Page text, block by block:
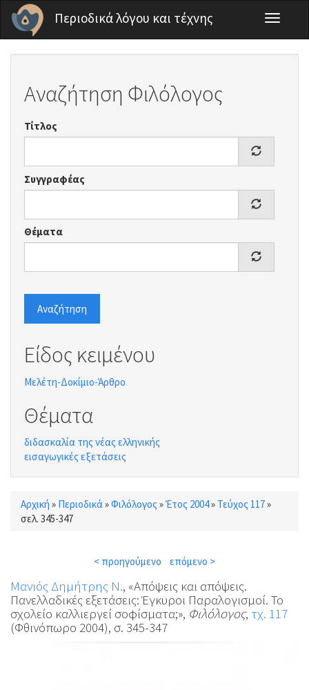
Παράκαμψη προς το κυρίως περιεχόμενο
Περιοδικά λόγου και τέχνης
Toggle
Αναζήτηση Φιλόλογος
Τίτλος
Συγγραφέας
Θέματα
Αναζήτηση
Είδος κειμένου
Μελέτη-Δοκίμιο-Άρθρο
Θέματα
διδασκαλία της νέας ελληνικής
εισαγωγικές εξετάσεις
Είστε εδώ
Αρχική » Περιοδικά»Φιλόλογος »Έτος 2004» Τεύχος 117»
σελ. 345-347
< προηγούμενο επόμενο >
Μανιός Δημήτρης Ν., «Απόψεις και απόψεις.
Πανελλαδικές εξετάσεις: Έγκυροι Παραλογισμοί. Το
σχολείο καλλιεργεί σοφίσματα;», Φιλόλογος, τχ. 117
(Φθινόπωρο 2004), σ. 345-347